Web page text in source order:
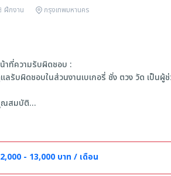
ฝึกงาน กรุงเทพมหานคร
าที่ความรับผิดชอบ :
ลรับผิดชอบในส่วนงานเบเกอรี่ ชั่ง ตวง วัด เป็นผู้
สมบัติ
ขภาพร่างกายแข็งแรง
- 13,000 บาท / เดือน